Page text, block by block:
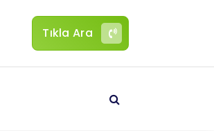
Tıkla Ara